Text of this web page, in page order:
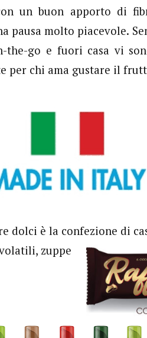
un buon apporto di
pausa molto piacevole.
the-go e fuori casa vi
per chi ama gustare il
dolci è la confezione di
zuppe